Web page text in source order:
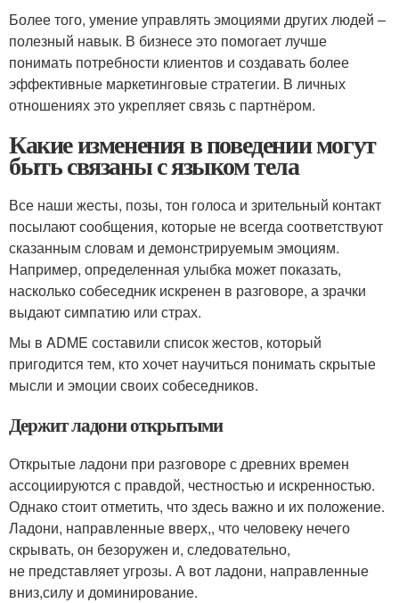
Более того, умение управлять эмоциями других людей –
полезный навык. В бизнесе это помогает лучше
понимать потребности клиентов и создавать более
эффективные маркетинговые стратегии. В личных
отношениях это укрепляет связь с партнёром.
Какие изменения в поведении могут
быть связаны с языком тела
Все наши жесты, позы, тон голоса и зрительный контакт
посылают сообщения, которые не всегда соответствуют
сказанным словам и демонстрируемым эмоциям.
Например, определенная улыбка может показать,
насколько собеседник искренен в разговоре, а зрачки
выдают симпатию или страх.
Мы в ADME составили список жестов, который
пригодится тем, кто хочет научиться понимать скрытые
мысли и эмоции своих собеседников.
Держит ладони открытыми
Открытые ладони при разговоре с древних времен
ассоциируются с правдой, честностью и искренностью.
Однако стоит отметить, что здесь важно и их положение.
Ладони, направленные вверх,, что человеку нечего
скрывать, он безоружен и, следовательно,
не представляет угрозы. А вот ладони, направленные
вниз,силу и доминирование.